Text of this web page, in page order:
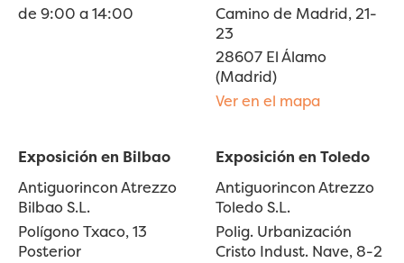
de 9:00 a 14:00
Camino de Madrid, 21-
23
28607 El Álamo
(Madrid)
Ver en el mapa
Exposición en Bilbao
Antiguorincon Atrezzo
Bilbao S.L.
Polígono Txaco, 13
Posterior
Exposición en Toledo
Antiguorincon Atrezzo
Toledo S.L.
Polig. Urbanización
Cristo Indust. Nave, 8-2